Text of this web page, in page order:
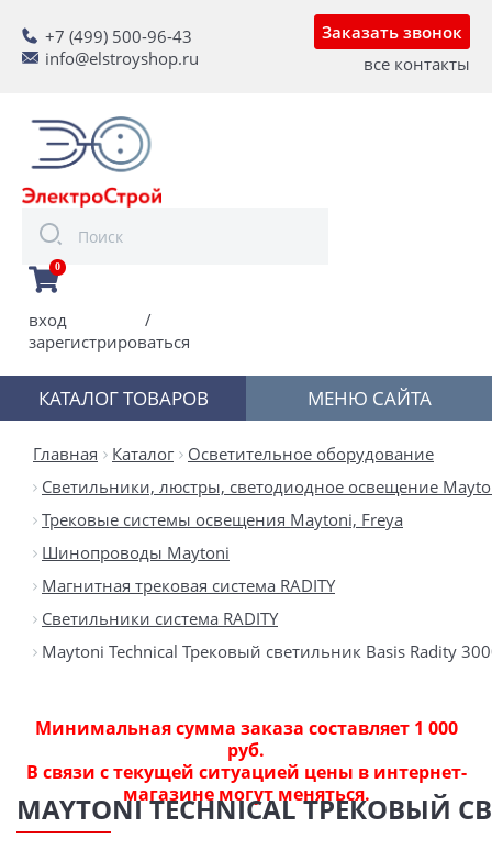
+7 (499) 500-96-43
info@elstroyshop.ru
Заказать звонок
все контакты
0
вход
/
зарегистрироваться
КАТАЛОГ ТОВАРОВ МЕНЮ САЙТА
Главная Каталог
Осветительное оборудование
Светильники, люстры, светодиодное освещение
Трековые системы освещения Maytoni, Freya
Шинопроводы Maytoni
Магнитная трековая система RADITY
Светильники система RADITY
Maytoni Technical Трековый светильник Basis Radity
Минимальная сумма заказа составляет 1 000
руб.
В связи с текущей ситуацией цены в интернет-
магазине могут меняться.
MAYTONI TECHNICAL ТРЕКОВЫЙ